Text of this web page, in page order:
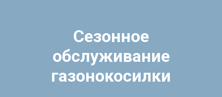
Сезонное
обслуживание
газонокосилки